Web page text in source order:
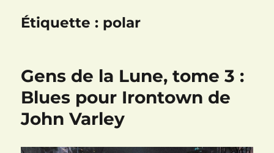
Étiquette : polar
Gens de la Lune, tome 3 :
Blues pour Irontown de
John Varley